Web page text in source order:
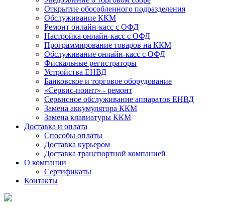
Открытие обособленного подразделения
Обслуживание ККМ
Ремонт онлайн-касс с ОФД
Настройка онлайн-касс с ОФД
Программирование товаров на ККМ
Обслуживание онлайн-касс с ОФД
Фискальные регистраторы
Устройства ЕНВД
Банковское и торговое оборудование
«Сервис-поинт» - ремонт
Сервисное обслуживание аппаратов ЕНВД
Замена аккумулятора ККМ
Замена клавиатуры ККМ
Доставка и оплата
Способы оплаты
Доставка курьером
Доставка транспортной компанией
О компании
Сертификаты
Контакты